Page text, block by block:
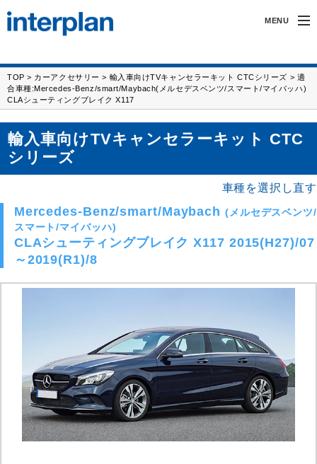
MENU
インタープランについて
無線製品・受託開発
カーアクセサリー
サポート
FAX/フォーム
TOP > カーアクセサリー > 輸入車向けTVキャンセラーキット CTCシリーズ > 適
合車種:Mercedes-Benz/smart/Maybach(メルセデスベンツ/スマート/マイバッハ)
CLAシューティングブレイク X117
輸入車向けTVキャンセラーキット CTC
シリーズ
車種を選択し直す
Mercedes-Benz/smart/Maybach (メルセデスベンツ/
スマート/マイバッハ)
CLAシューティングブレイク X117 2015(H27)/07
～2019(R1)/8